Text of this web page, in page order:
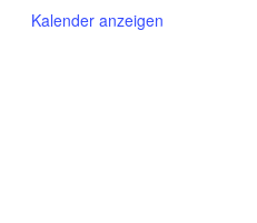
Kalender anzeigen